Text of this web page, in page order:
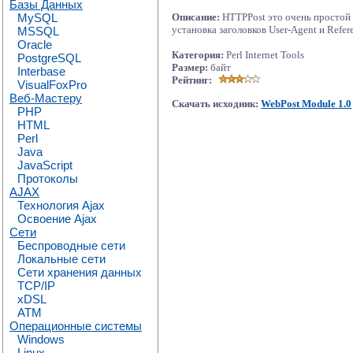
Базы Данных
MySQL
MSSQL
Oracle
PostgreSQL
Interbase
VisualFoxPro
Веб-Мастеру
PHP
HTML
Perl
Java
JavaScript
Протоколы
AJAX
Технология Ajax
Освоение Ajax
Сети
Беспроводные сети
Локальные сети
Сети хранения данных
TCP/IP
xDSL
ATM
Операционные системы
Windows
Описание: HTTPPost это очень
установка заголовков User-Agent и
Категория: Perl Internet Tools
Размер: байт
Рейтинг:
Скачать исходник: WebPost Module 1.0